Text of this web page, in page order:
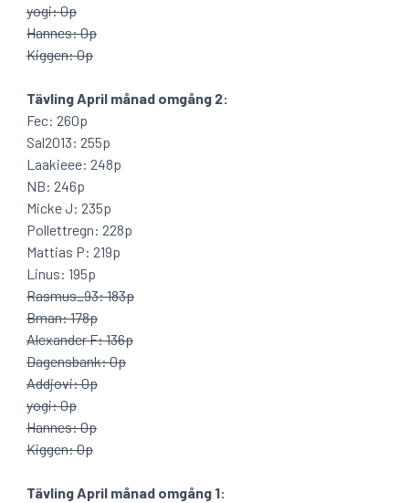
yogi: 0p
Hannes: 0p
Kiggen: 0p
Tävling April månad omgång 2:
Fec: 260p
Sal2013: 255p
Laakieee: 248p
NB: 246p
Micke J: 235p
Pollettregn: 228p
Mattias P: 219p
Linus: 195p
Rasmus_93: 183p
Bman: 178p
Alexander F: 136p
Dagensbank: 0p
Addjovi: 0p
yogi: 0p
Hannes: 0p
Kiggen: 0p
Tävling April månad omgång 1: